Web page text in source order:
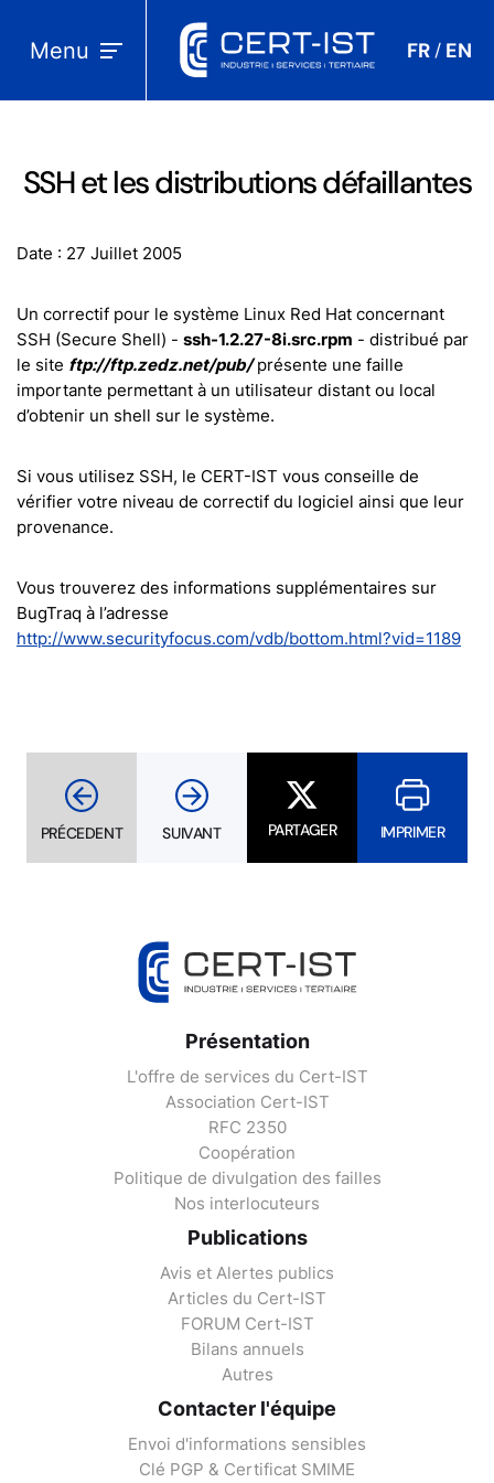
Menu FR / EN
SSH et les distributions défaillantes
Date : 27 Juillet 2005
Un correctif pour le système Linux Red Hat concernant
SSH (Secure Shell) - ssh-1.2.27-8i.src.rpm - distribué par
le site ftp://ftp.zedz.net/pub/présente une faille
importante permettant à un utilisateur distant ou local
d’obtenir un shell sur le système.
Si vous utilisez SSH, le CERT-IST vous conseille de
vérifier votre niveau de correctif du logiciel ainsi que leur
provenance.
Vous trouverez des informations supplémentaires sur
BugTraq à l’adresse
http://www.securityfocus.com/vdb/bottom.html?vid=1189
PRÉCEDENT SUIVANT PARTAGER IMPRIMER
Présentation
L'offre de services du Cert-IST
Association Cert-IST
RFC 2350
Coopération
Politique de divulgation des failles
Nos interlocuteurs
Publications
Avis et Alertes publics
Articles du Cert-IST
FORUM Cert-IST
Bilans annuels
Autres
Contacter l'équipe
Envoi d'informations sensibles
Clé PGP & Certificat SMIME